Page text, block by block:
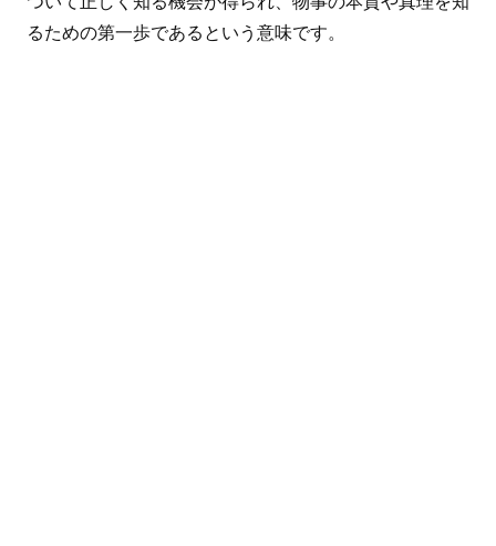
るための第一歩であるという意味です。